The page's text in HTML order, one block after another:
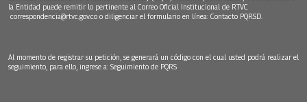
la Entidad puede remitir lo pertinente al Correo Oficial Institucional de RTVC
correspondencia@rtvc.gov.co o diligenciar el formulario en línea: Contacto PQRSD.
Al momento de registrar su petición, se generará un código con el cual usted podrá realizar el
seguimiento, para ello, ingrese a: Seguimiento de PQRS